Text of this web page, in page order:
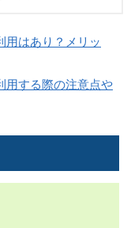
用はあり？メリッ
用する際の注意点や